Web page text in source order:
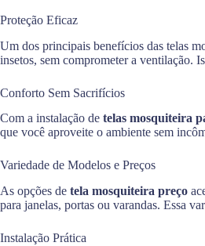
Proteção Eficaz
Um dos principais benefícios das telas
insetos, sem comprometer a ventilação.
Conforto Sem Sacrifícios
Com a instalação de telas mosquiteira
que você aproveite o ambiente sem
Variedade de Modelos e Preços
As opções de tela mosquiteira preço
para janelas, portas ou varandas. Essa
Instalação Prática